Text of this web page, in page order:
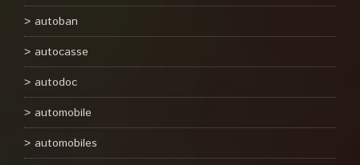
autoban
autocasse
autodoc
automobile
automobiles